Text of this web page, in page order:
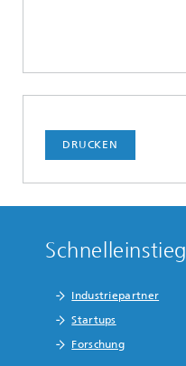
DRUCKEN
Schnelleinstieg
Industriepartner
Startups
Forschung